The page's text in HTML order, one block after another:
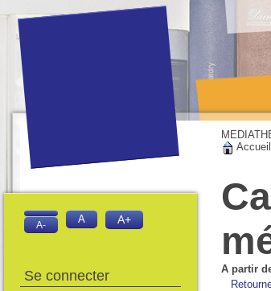
Accueil
A partir
A- A A+
Se connecter